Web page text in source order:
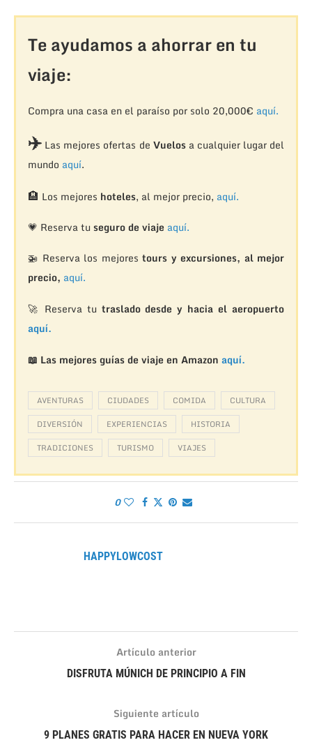
Te ayudamos a ahorrar en tu
viaje:
Compra una casa en el paraíso por solo 20,000€ aquí.
✈️Las mejores ofertas de Vuelosa cualquier lugar del
mundo aquí.
🏨 Los mejores hoteles, al mejor precio, aquí.
💗 Reserva tu seguro de viaje aquí.
🚁 Reserva los mejorestours y excursiones, al mejor
precio, aquí.
🚀 Reserva tu traslado desde y hacia el aeropuerto
aquí.
📖 Las mejores guías de viaje en Amazon aquí.
AVENTURAS CIUDADES COMIDA
CULTURA
DIVERSIÓN
EXPERIENCIAS
HISTORIA
TRADICIONES
TURISMO VIAJES
0
HAPPYLOWCOST
Artículo anterior
DISFRUTA MÚNICH DE PRINCIPIO A FIN
Siguiente artículo
9 PLANES GRATIS PARA HACER EN NUEVA YORK